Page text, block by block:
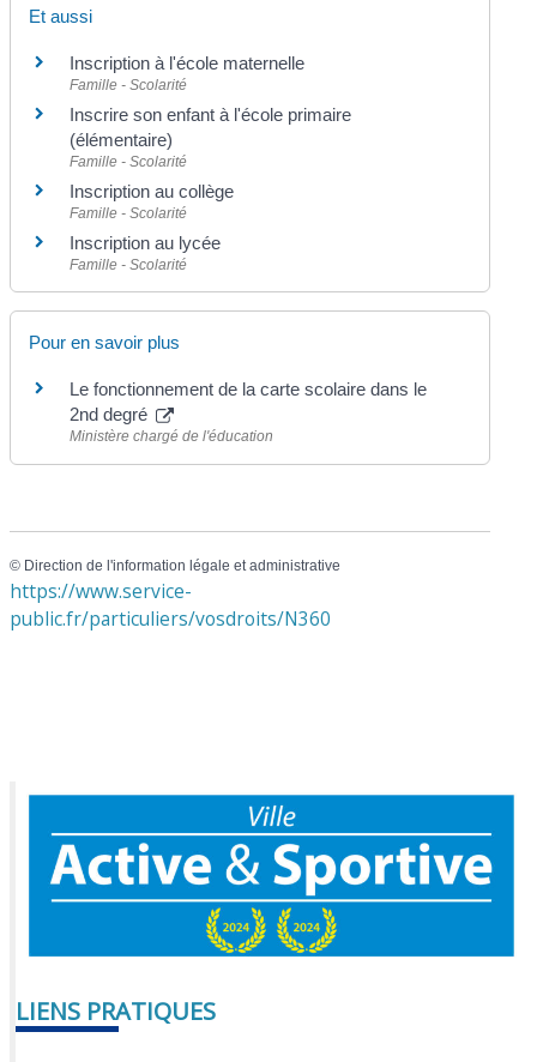
Et aussi
Inscription à l'école maternelle
Famille - Scolarité
Inscrire son enfant à l'école primaire
(élémentaire)
Famille - Scolarité
Inscription au collège
Famille - Scolarité
Inscription au lycée
Famille - Scolarité
Pour en savoir plus
Le fonctionnement de la carte scolaire dans le
2nd degré
Ministère chargé de l'éducation
© Direction de l'information légale et administrative
https://www.service-
public.fr/particuliers/vosdroits/N360
LIENS PRATIQUES